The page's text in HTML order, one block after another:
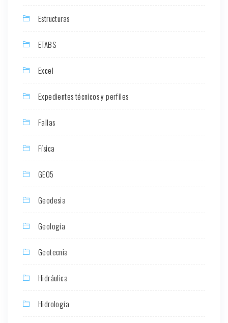
Estructuras
ETABS
Excel
Expedientes técnicos y perfiles
Fallas
Física
GEO5
Geodesia
Geología
Geotecnia
Hidráulica
Hidrología